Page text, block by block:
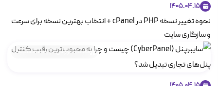
1405.04.15
نحوه تغییر نسخه PHP در cPanel + انتخاب بهترین نسخه برای سرعت
و سازگاری سایت
مطالب آموزشی در زمینه هاستینگ